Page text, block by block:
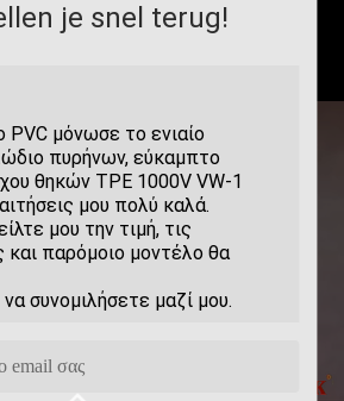
je snel terug!